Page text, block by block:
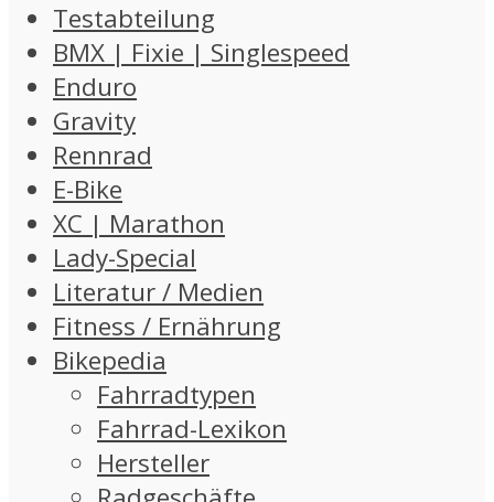
Testabteilung
BMX | Fixie | Singlespeed
Enduro
Gravity
Rennrad
E-Bike
XC | Marathon
Lady-Special
Literatur / Medien
Fitness / Ernährung
Bikepedia
Fahrradtypen
Fahrrad-Lexikon
Hersteller